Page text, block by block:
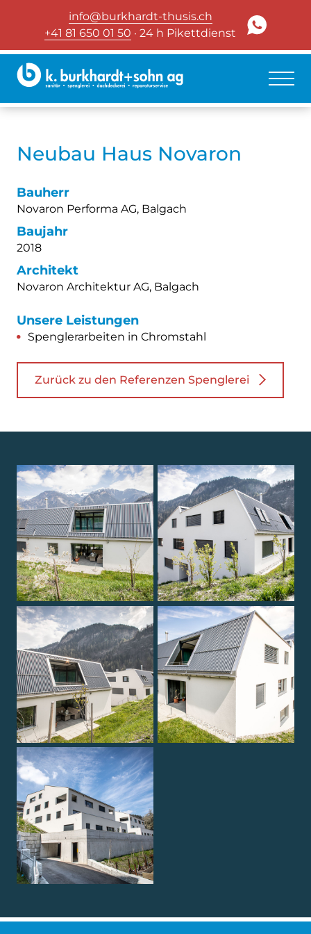
info@burkhardt-thusis.ch
+41 81 650 01 50 · 24 h Pikettdienst
Neubau Haus Novaron
Bauherr
Novaron Performa AG, Balgach
Baujahr
2018
Architekt
Novaron Architektur AG, Balgach
Unsere Leistungen
Spenglerarbeiten in Chromstahl
Zurück zu den Referenzen Spenglerei